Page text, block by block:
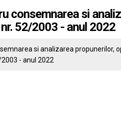
consemnarea si
52/2003 - anul 2022
si analizarea propunerilor,
- anul 2022